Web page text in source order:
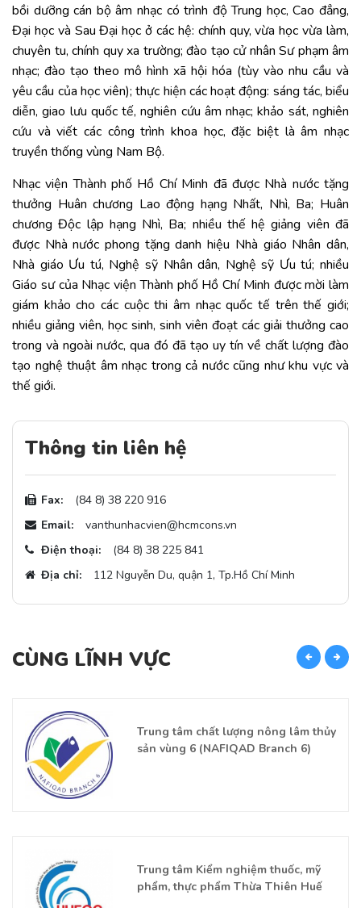
bồi dưỡng cán bộ âm nhạc có trình độ Trung học, Cao đẳng,
Đại học và Sau Đại học ở các hệ: chính quy, vừa học vừa làm,
chuyên tu, chính quy xa trường; đào tạo cử nhân Sư phạm âm
nhạc; đào tạo theo mô hình xã hội hóa (tùy vào nhu cầu và
yêu cầu của học viên); thực hiện các hoạt động: sáng tác, biểu
diễn, giao lưu quốc tế, nghiên cứu âm nhạc; khảo sát, nghiên
cứu và viết các công trình khoa học, đặc biệt là âm nhạc
truyền thống vùng Nam Bộ.
Nhạc viện Thành phố Hồ Chí Minh đã được Nhà nước tặng
thưởng Huân chương Lao động hạng Nhất, Nhì, Ba; Huân
chương Độc lập hạng Nhì, Ba; nhiều thế hệ giảng viên đã
được Nhà nước phong tặng danh hiệu Nhà giáo Nhân dân,
Nhà giáo Ưu tú, Nghệ sỹ Nhân dân, Nghệ sỹ Ưu tú; nhiều
Giáo sư của Nhạc viện Thành phố Hồ Chí Minh được mời làm
giám khảo cho các cuộc thi âm nhạc quốc tế trên thế giới;
nhiều giảng viên, học sinh, sinh viên đoạt các giải thưởng cao
trong và ngoài nước, qua đó đã tạo uy tín về chất lượng đào
tạo nghệ thuật âm nhạc trong cả nước cũng như khu vực và
thế giới.
Thông tin liên hệ
Fax:
(84 8) 38 220 916
Email:
vanthunhacvien@hcmcons.vn
Điện thoại:
(84 8) 38 225 841
Địa chỉ:
112 Nguyễn Du, quận 1, Tp.Hồ Chí Minh
CÙNG LĨNH VỰC
Trung tâm chất lượng nông lâm thủy
sản vùng 6 (NAFIQAD Branch 6)
Trung tâm Kiểm nghiệm thuốc, mỹ
phẩm, thực phẩm Thừa Thiên Huế